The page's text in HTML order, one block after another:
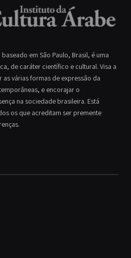
em São Paulo, Brasil, é uma
de caráter científico e cultural. Visa a
várias formas de expressão da
e encorajar o
na sociedade brasileira. Está
os que acreditam ser premente